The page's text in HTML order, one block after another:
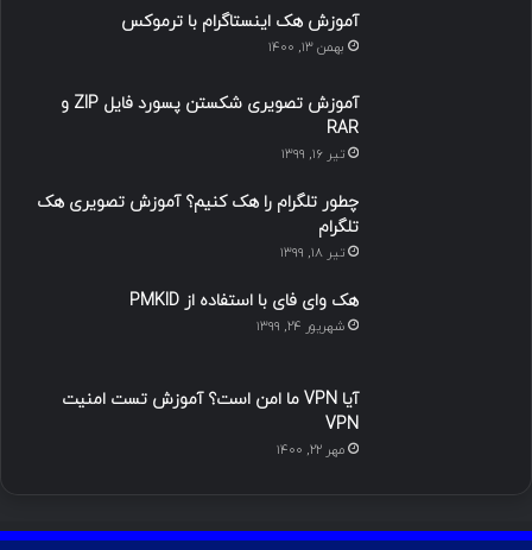
د
ی
ن
و
ت
گ
ا
ا
آموزش هک اینستاگرام با ترموکس
بهمن ۱۳, ۱۴۰۰
آموزش تصویری شکستن پسورد فایل ZIP و
RAR
تیر ۱۶, ۱۳۹۹
چطور تلگرام را هک کنیم؟ آموزش تصویری هک
تلگرام
تیر ۱۸, ۱۳۹۹
هک وای فای با استفاده از PMKID
شهریور ۲۴, ۱۳۹۹
آیا VPN ما امن است؟ آموزش تست امنیت
VPN
مهر ۲۲, ۱۴۰۰